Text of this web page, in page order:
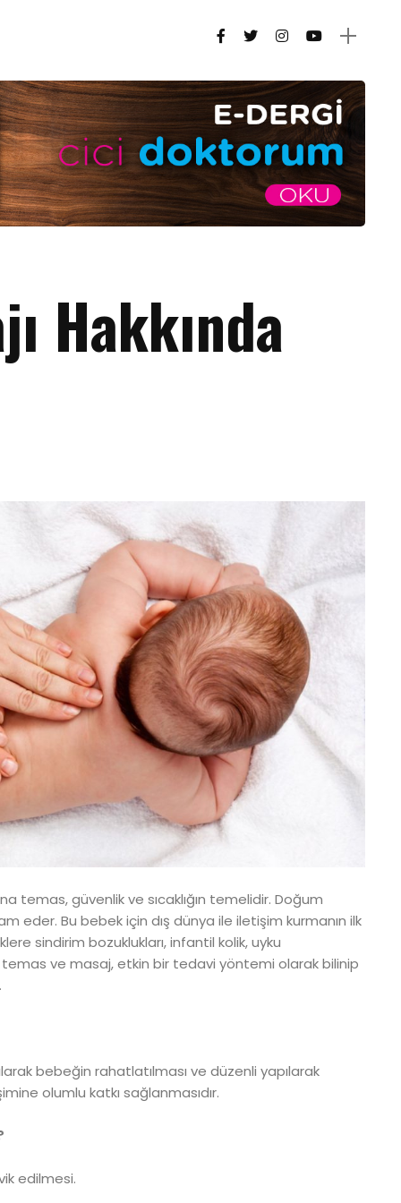
Hakkında
temas, güvenlik ve sıcaklığın temelidir. Doğum
eder. Bu bebek için dış dünya ile iletişim kurmanın ilk
sindirim bozuklukları, infantil kolik, uyku
ve masaj, etkin bir tedavi yöntemi olarak bilinip
bebeğin rahatlatılması ve düzenli yapılarak
olumlu katkı sağlanmasıdır.
edilmesi.